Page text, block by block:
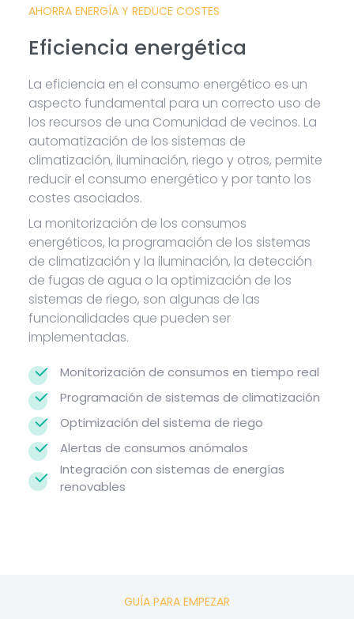
AHORRA ENERGÍA Y REDUCE COSTES
Eficiencia energética
La eficiencia en el consumo energético es un
aspecto fundamental para un correcto uso de
los recursos de una Comunidad de vecinos. La
automatización de los sistemas de
climatización, iluminación, riego y otros, permite
reducir el consumo energético y por tanto los
costes asociados.
La monitorización de los consumos
energéticos, la programación de los sistemas
de climatización y la iluminación, la detección
de fugas de agua o la optimización de los
sistemas de riego, son algunas de las
funcionalidades que pueden ser
implementadas.
Monitorización de consumos en tiempo real
Programación de sistemas de climatización
Optimización del sistema de riego
Alertas de consumos anómalos
Integración con sistemas de energías
renovables
GUÍA PARA EMPEZAR